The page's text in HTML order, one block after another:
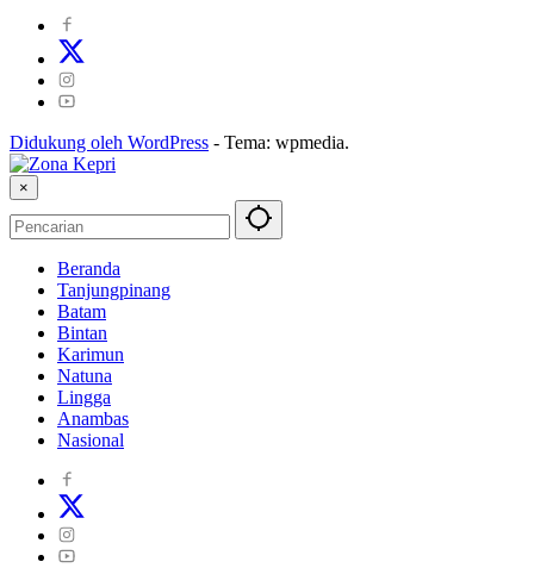
Didukung oleh WordPress - Tema: wpmedia.
×
Beranda
Tanjungpinang
Batam
Bintan
Karimun
Natuna
Lingga
Anambas
Nasional